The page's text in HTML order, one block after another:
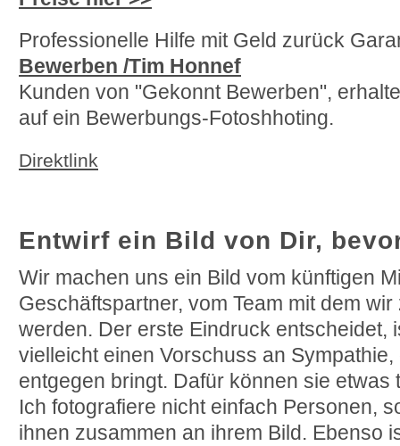
Professionelle Hilfe mit Geld zurück
Bewerben /Tim Honnef
Kunden von "Gekonnt Bewerben",
auf ein Bewerbungs-Fotoshhoting.
Direktlink
Entwirf ein Bild von Dir,
Wir machen uns ein Bild vom künftigen
Geschäftspartner, vom Team mit dem
werden. Der erste Eindruck entscheidet,
vielleicht einen Vorschuss an
entgegen bringt. Dafür können sie etwas
Ich fotografiere nicht einfach Personen,
ihnen zusammen an ihrem Bild. Ebenso